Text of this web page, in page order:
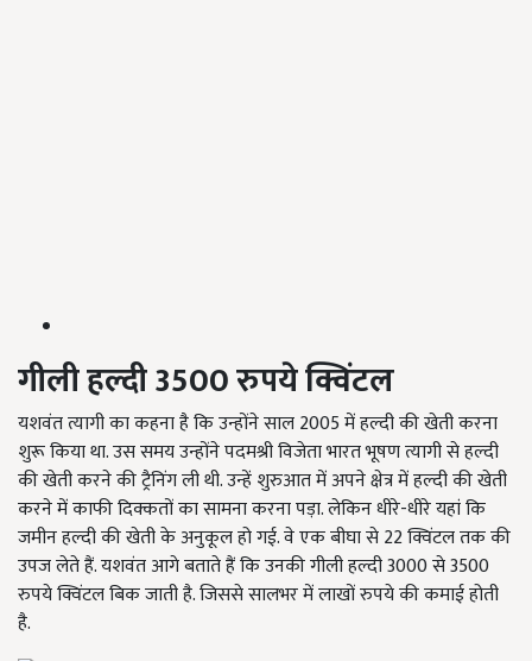
गीलीहल्दी 3500रुपयेक्विंटल
यशवंत त्यागी का कहना है कि उन्होंने साल 2005 में हल्दी की खेती करना
शुरू किया था. उस समय उन्होंने पदमश्री विजेता भारत भूषण त्यागी से हल्दी
की खेती करने की ट्रैनिंग ली थी. उन्हें शुरुआत में अपने क्षेत्र में हल्दी की खेती
करने में काफी दिक्कतों का सामना करना पड़ा. लेकिन धीरे-धीरे यहां कि
जमीन हल्दी की खेती के अनुकूल हो गई. वे एक बीघा से 22 क्विंटल तक की
उपज लेते हैं. यशवंत आगे बताते हैं कि उनकी गीली हल्दी 3000 से 3500
रुपये क्विंटल बिक जाती है. जिससे सालभर में लाखों रुपये की कमाई होती
है.